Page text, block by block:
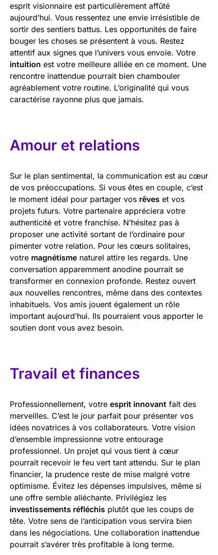
esprit visionnaire est particulièrement affûté
aujourd’hui. Vous ressentez une envie irrésistible de
sortir des sentiers battus. Les opportunités de faire
bouger les choses se présentent à vous. Restez
attentif aux signes que l’univers vous envoie. Votre
intuition est votre meilleure alliée en ce moment. Une
rencontre inattendue pourrait bien chambouler
agréablement votre routine. L’originalité qui vous
caractérise rayonne plus que jamais.
Amour et relations
Sur le plan sentimental, la communication est au cœur
de vos préoccupations. Si vous êtes en couple, c’est
le moment idéal pour partager vos rêves et vos
projets futurs. Votre partenaire appréciera votre
authenticité et votre franchise. N’hésitez pas à
proposer une activité sortant de l’ordinaire pour
pimenter votre relation. Pour les cœurs solitaires,
votre magnétisme naturel attire les regards. Une
conversation apparemment anodine pourrait se
transformer en connexion profonde. Restez ouvert
aux nouvelles rencontres, même dans des contextes
inhabituels. Vos amis jouent également un rôle
important aujourd’hui. Ils pourraient vous apporter le
soutien dont vous avez besoin.
Travail et finances
Professionnellement, votre esprit innovant fait des
merveilles. C’est le jour parfait pour présenter vos
idées novatrices à vos collaborateurs. Votre vision
d’ensemble impressionne votre entourage
professionnel. Un projet qui vous tient à cœur
pourrait recevoir le feu vert tant attendu. Sur le plan
financier, la prudence reste de mise malgré votre
optimisme. Évitez les dépenses impulsives, même si
une offre semble alléchante. Privilégiez les
investissements réfléchis plutôt que les coups de
tête. Votre sens de l’anticipation vous servira bien
dans les négociations. Une collaboration inattendue
pourrait s’avérer très profitable à long terme.